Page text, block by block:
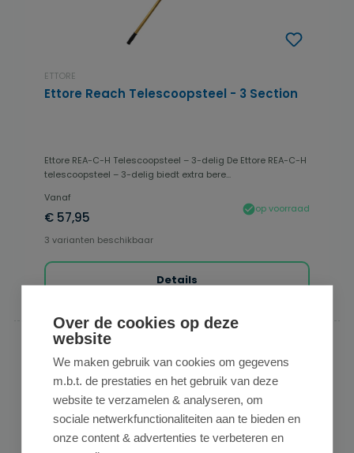
ETTORE
Ettore Reach Telescoopsteel - 3 Section
Ettore REA-C-H Telescoopsteel – 3-delig De Ettore REA-C-H
telescoopsteel – 3-delig biedt extra bere...
Vanaf
€ 57,95
op voorraad
3 varianten beschikbaar
Details
Over de cookies op deze
website
We maken gebruik van cookies om gegevens
m.b.t. de prestaties en het gebruik van deze
website te verzamelen & analyseren, om
sociale netwerkfunctionaliteiten aan te bieden en
onze content & advertenties te verbeteren en